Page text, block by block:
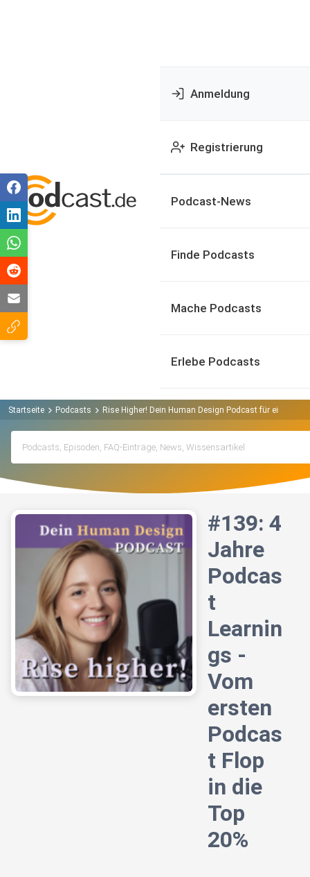
Anmeldung
Registrierung
Podcast-News
Finde Podcasts
Mache Podcasts
Erlebe Podcasts
Startseite Podcasts Rise Higher! Dein Human Design Podcast für eine
#139: 4
Jahre
Podcas
t
Learnin
gs -
Vom
ersten
Podcas
t Flop
in die
Top
20%